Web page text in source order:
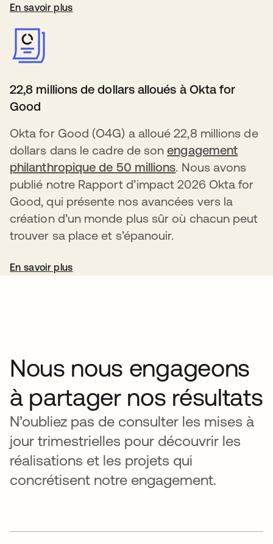
En savoir plus
22,8 millions de dollars alloués à Okta for
Good
Okta for Good (O4G) a alloué 22,8 millions de
dollars dans le cadre de sonengagement
philanthropique de 50 millions. Nous avons
publié notre Rapport d’impact 2026 Okta for
Good, qui présente nos avancées vers la
création d’un monde plus sûr où chacun peut
trouver sa place et s’épanouir.
En savoir plus
Nous nous engageons
à partager nos résultats
N’oubliez pas de consulter les mises à
jour trimestrielles pour découvrir les
réalisations et les projets qui
concrétisent notre engagement.